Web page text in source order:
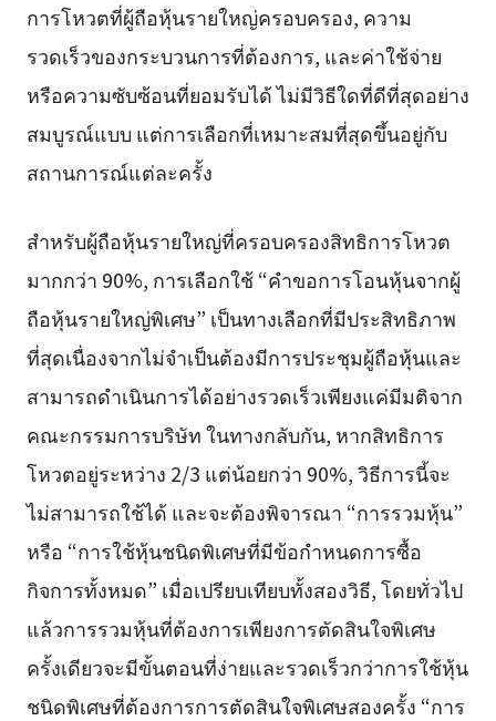
การโหวตที่ผู้ถือหุ้นรายใหญ่ครอบครอง, ความ
รวดเร็วของกระบวนการที่ต้องการ, และค่าใช้จ่าย
หรือความซับซ้อนที่ยอมรับได้ ไม่มีวิธีใดที่ดีที่สุดอย่าง
สมบูรณ์แบบ แต่การเลือกที่เหมาะสมที่สุดขึ้นอยู่กับ
สถานการณ์แต่ละครั้ง
สำหรับผู้ถือหุ้นรายใหญ่ที่ครอบครองสิทธิการโหวต
มากกว่า 90%, การเลือกใช้ “คำขอการโอนหุ้นจากผู้
ถือหุ้นรายใหญ่พิเศษ” เป็นทางเลือกที่มีประสิทธิภาพ
ที่สุดเนื่องจากไม่จำเป็นต้องมีการประชุมผู้ถือหุ้นและ
สามารถดำเนินการได้อย่างรวดเร็วเพียงแค่มีมติจาก
คณะกรรมการบริษัท ในทางกลับกัน, หากสิทธิการ
โหวตอยู่ระหว่าง 2/3 แต่น้อยกว่า 90%, วิธีการนี้จะ
ไม่สามารถใช้ได้ และจะต้องพิจารณา “การรวมหุ้น”
หรือ “การใช้หุ้นชนิดพิเศษที่มีข้อกำหนดการซื้อ
กิจการทั้งหมด” เมื่อเปรียบเทียบทั้งสองวิธี, โดยทั่วไป
แล้วการรวมหุ้นที่ต้องการเพียงการตัดสินใจพิเศษ
ครั้งเดียวจะมีขั้นตอนที่ง่ายและรวดเร็วกว่าการใช้หุ้น
ชนิดพิเศษที่ต้องการการตัดสินใจพิเศษสองครั้ง “การ